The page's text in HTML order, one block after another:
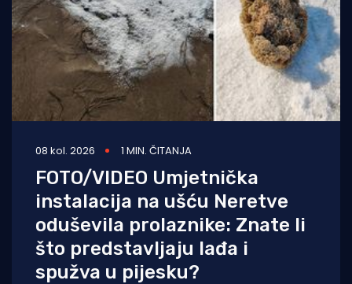
08 kol. 2026 1 MIN. ČITANJA
FOTO/VIDEO Umjetnička
instalacija na ušću Neretve
oduševila prolaznike: Znate li
što predstavljaju lađa i
spužva u pijesku?